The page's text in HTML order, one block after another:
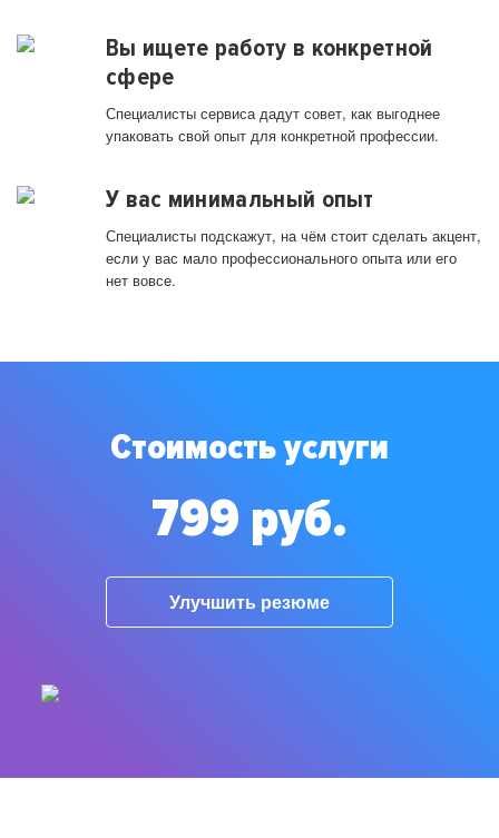
Вы ищете работу в конкретной
сфере
Специалисты сервиса дадут совет, как выгоднее
упаковать свой опыт для конкретной профессии.
У вас минимальный опыт
Специалисты подскажут, на чём стоит сделать акцент,
если у вас мало профессионального опыта или его
нет вовсе.
Стоимость услуги
799 руб.
Улучшить резюме